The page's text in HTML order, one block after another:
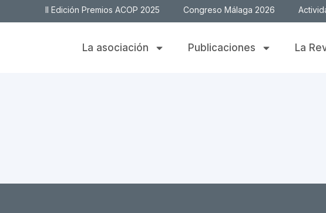
II Edición Premios ACOP 2025 Congreso Málaga 2026
La asociación Publicaciones La